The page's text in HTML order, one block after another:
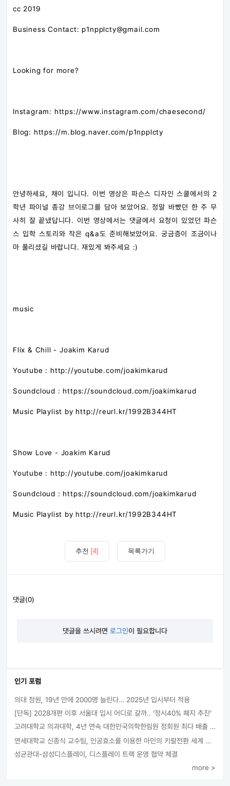
cc 2019
Business Contact: p1npplcty@gmail.com
Looking for more?
Instagram: https://www.instagram.com/chaesecond/
Blog: https://m.blog.naver.com/p1npplcty
안녕하세요, 채이 입니다. 이번 영상은 파슨스 디자인 스쿨에서의 2
학년 파이널 종강 브이로그를 담아 보았어요. 정말 바빴던 한 주 무
사히 잘 끝냈답니다. 이번 영상에서는 댓글에서 요청이 있었던 파슨
스 입학 스토리와 작은 q&a도 준비해보았어요. 궁금증이 조금이나
마 풀리셨길 바랍니다. 재밌게 봐주세요 :)
music
Flix & Chill - Joakim Karud
Youtube : http://youtube.com/joakimkarud
Soundcloud : https://soundcloud.com/joakimkarud
Music Playlist by http://reurl.kr/1992B344HT
Show Love - Joakim Karud
Youtube : http://youtube.com/joakimkarud
Soundcloud : https://soundcloud.com/joakimkarud
Music Playlist by http://reurl.kr/1992B344HT
추천 [4] 목록가기
댓글(0)
댓글을 쓰시려면 로그인이 필요합니다
인기 포럼
의대 정원, 19년 만에 2000명 늘린다… 2025년 입시부터 적용
[단독] 2028개편 이후 서울대 입시 어디로 갈까.. ‘정시40% 폐지 추진’
고려대학교 의과대학, 4년 연속 대한민국의학한림원 정회원 최다 배출 外
연세대학교 신종식 교수팀, 인공효소를 이용한 아민의 키랄전환 세계 최초로 성공
성균관대-삼성디스플레이, 디스플레이 트랙 운영 협약 체결
more >